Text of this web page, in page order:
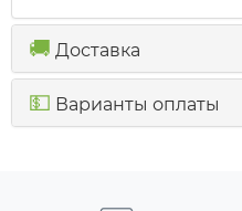
🚚 Доставка
💵 Варианты оплаты